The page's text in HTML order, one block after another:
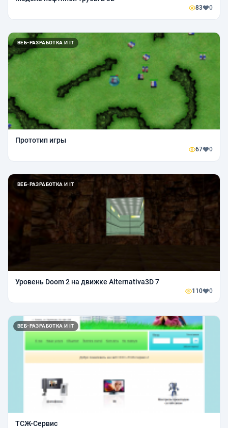
83 0
ВЕБ-РАЗРАБОТКА И IT
Прототип игры
67 0
ВЕБ-РАЗРАБОТКА И IT
Уровень Doom 2 на движке Alternativa3D 7
110 0
ВЕБ-РАЗРАБОТКА И IT
ТСЖ-Сервис